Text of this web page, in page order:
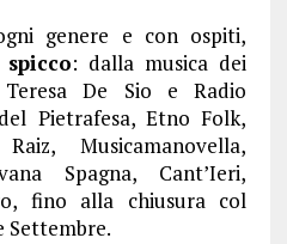
genere e con ospiti,
: dalla musica dei
De Sio e Radio
Pietrafesa, Etno Folk,
Musicamanovella,
Spagna, Cant’Ieri,
fino alla chiusura col
Settembre.